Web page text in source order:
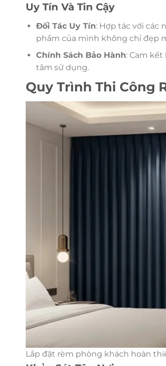
Uy Tín Và Tin Cậy
Đối Tác Uy Tín: Hợp tác với các
phẩm của mình không chỉ đẹp
Chính Sách Bảo Hành: Cam
tâm sử dụng.
Quy Trình Thi Công
Lắp đặt rèm phòng khách hoàn